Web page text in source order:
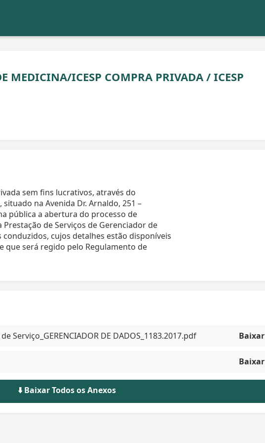
MEDICINA/ICESP COMPRA PRIVADA / ICESP
sem fins lucrativos, através do
na Avenida Dr. Arnaldo, 251 –
pública a abertura do processo de
Prestação de Serviços de Gerenciador de
cujos detalhes estão disponíveis
que será regido pelo Regulamento de
Serviço_GERENCIADOR DE DADOS_1183.2017.pdf Baixar
Baixar
⬇️ Baixar Todos os Anexos